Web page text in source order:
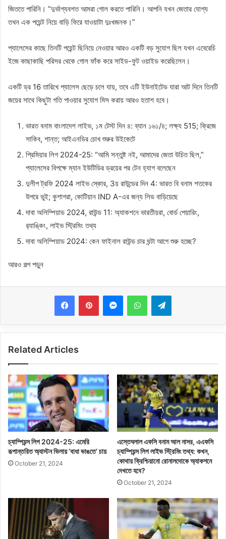
জিততে পারিনি। “দুর্ভাগ্যবশত আমরা গোল করতে পারিনি। আপনি যখন জেতার যোগ্য
তখন এক পয়েন্ট নিয়ে বাড়ি ফিরে যাওয়াটা দুঃখজনক।”
প্যালেসের কাছে তিনটি পয়েন্ট ছিনিয়ে নেওয়ার আরও একটি বড় সুযোগ ছিল যখন এবেরেচি
ইজে কাছাকাছি পরিসর থেকে গোল ফাঁক করে সাইড-ফুট ওয়াইড করেছিলেন।
একটি ড্র 16 তারিখে প্যালেস ছেড়ে চলে যায়, তবে এটি ইউনাইটেড যারা আট দিনে তিনটি
জয়ের সাথে কিছুটা গতি পাওয়ার সুযোগ মিস করায় আরও হতাশ হবে।
ভারত বনাম বাংলাদেশ লাইভ, ১ম টেস্ট দিন ৪: ব্যান ১৬১/৪; লক্ষ্য 515; ক্রিজে
সাকিব, শান্ত; আইএনডির চোখ শুরুর উইকেটে
প্রিমিয়ার লিগ 2024-25: “আমি সন্তুষ্ট নই, আমাদের জেতা উচিত ছিল,”
প্যালেসের বিপক্ষে ম্যান ইউটিডির ড্রয়ের পর টেন হ্যাগ বলেছেন
দুলীপ ট্রফি 2024 লাইভ স্কোর, 3য় রাউন্ডের দিন 4: ভারত বি বনাম শতকের
উপরে ভুই; কুশাগরা, কোটিয়ান IND A-এর জন্য লিড বাড়িয়েছে
দাবা অলিম্পিয়াড 2024, রাউন্ড 11: অ্যাকশনে ভারতীয়রা, বোর্ড পেয়ারিং,
র‍্যাঙ্কিং, লাইভ স্ট্রিমিং তথ্য
দাবা অলিম্পিয়াড 2024: কেন ফাইনাল রাউন্ড চার ঘন্টা আগে শুরু হচ্ছে?
আরও গল্প পড়ুন
MessengerWhatsAppTelegram
Related Articles
চ্যাম্পিয়ন্স লিগ 2024-25: এমেরি
রূপান্তরিত অ্যাস্টন ভিলায় ‘বাধা ভাঙতে’ চায়
October 21, 2024
এস্তেঘলাল এফসি বনাম আল নাসর, এএফসি
চ্যাম্পিয়ন্স লিগ লাইভ স্ট্রিমিং তথ্য: কখন,
কোথায় ক্রিশ্চিয়ানো রোনালদোকে অ্যাকশনে
দেখতে হবে?
October 21, 2024